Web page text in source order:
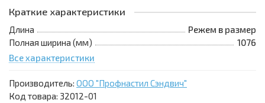
Краткие характеристики
Длина
Режем в размер
Полная ширина (мм)
1076
Все характеристики
Производитель: ООО "Профнастил Сэндвич"
Код товара: 32012-01